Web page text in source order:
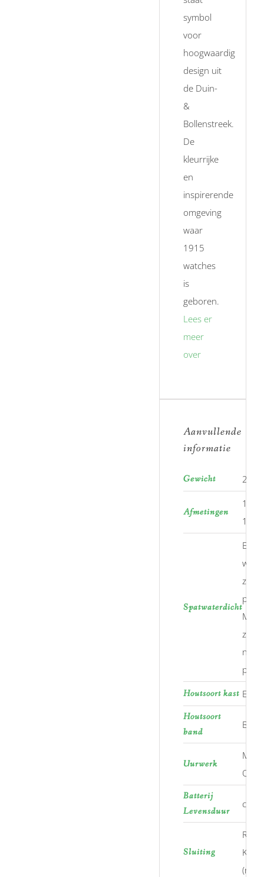
symbol
voor
hoogwaardig
design uit
de Duin-
&
Bollenstreek.
De
kleurrijke
en
inspirerende
omgeving
waar
1915
watches
is
geboren.
Lees er
meer
over
Aanvullende
informatie
Gewicht 250
Afmetingen
100
100
Spatwaterdicht
zijn
Maar
niet
plan.
Houtsoort kast
Houtsoort
band
Uurwerk
Batterij
Levensduur
ca. 3
Sluiting
RVS